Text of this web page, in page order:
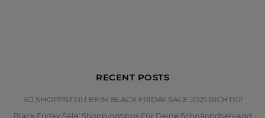
RECENT POSTS
SO SHOPPST DU BEIM BLACK FRIDAY SALE 2025 RICHTIG!
Black Friday Sale: Shoppingtipps Für Deine Schnäppchenjagd